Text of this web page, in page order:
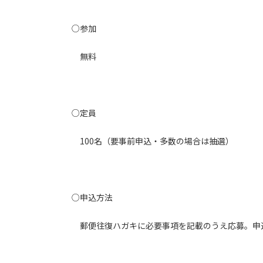
○参加
無料
○定員
100名（要事前申込・多数の場合は抽選）
○申込方法
郵便往復ハガキに必要事項を記載のうえ応募。申